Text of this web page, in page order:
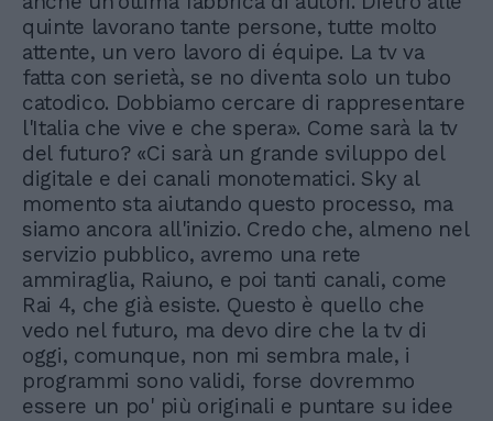
quinte lavorano tante persone, tutte molto
attente, un vero lavoro di équipe. La tv va
fatta con serietà, se no diventa solo un tubo
catodico. Dobbiamo cercare di rappresentare
l'Italia che vive e che spera». Come sarà la tv
del futuro? «Ci sarà un grande sviluppo del
digitale e dei canali monotematici. Sky al
momento sta aiutando questo processo, ma
siamo ancora all'inizio. Credo che, almeno nel
servizio pubblico, avremo una rete
ammiraglia, Raiuno, e poi tanti canali, come
Rai 4, che già esiste. Questo è quello che
vedo nel futuro, ma devo dire che la tv di
oggi, comunque, non mi sembra male, i
programmi sono validi, forse dovremmo
essere un po' più originali e puntare su idee